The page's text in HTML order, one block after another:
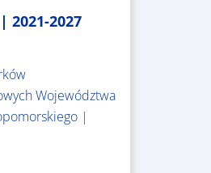
2021-2027
Województwa
|